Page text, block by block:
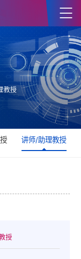
教授
讲师/助理教授
授